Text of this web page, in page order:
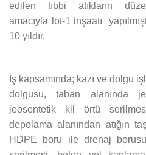
edilen tıbbi atıkların
amacıyla lot-1 inşaatı
10 yıldır.
İş kapsamında; kazı ve dolgu
dolgusu, taban alanında
jeosentetik kil örtü
depolama alanından atığın
HDPE boru ile drenaj